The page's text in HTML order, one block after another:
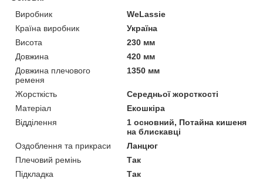
Виробник
WeLassie
Країна виробник
Україна
Висота
230 мм
Довжина
420 мм
Довжина плечового
ременя
1350 мм
Жорсткість
Середньої жорсткості
Матеріал
Екошкіра
Відділення
1 основний, Потайна кишеня
на блискавці
Оздоблення та прикраси
Ланцюг
Плечовий ремінь
Так
Підкладка
Так